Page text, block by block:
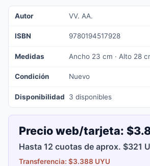
Autor VV. AA.
ISBN 9780194517928
Medidas Ancho 23 cm · Alto 28
Condición Nuevo
Disponibilidad 3 disponibles
Precio web/tarjeta:
Hasta 12 cuotas de aprox. $321
Transferencia: $3.388 UYU